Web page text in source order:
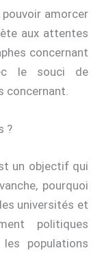
amorcer
aux attentes
concernant
le souci de
concernant.
?
un objectif qui
pourquoi
universités et
politiques
populations